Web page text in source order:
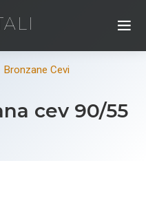
Bronzane Cevi
cev 90/55